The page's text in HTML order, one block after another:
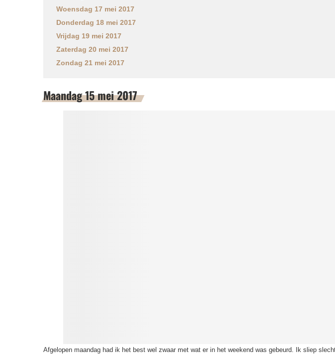
Woensdag 17 mei 2017
Donderdag 18 mei 2017
Vrijdag 19 mei 2017
Zaterdag 20 mei 2017
Zondag 21 mei 2017
Maandag 15 mei 2017
Afgelopen maandag had ik het best wel zwaar met wat er in het weekend was gebeurd. Ik sliep